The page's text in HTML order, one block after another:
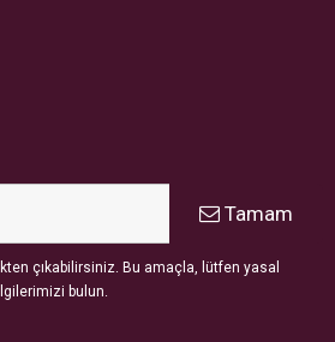
Tamam
çıkabilirsiniz. Bu amaçla, lütfen yasal
bulun.